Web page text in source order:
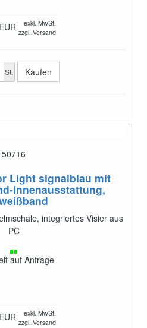
EUR
exkl. MwSt.
zzgl. Versand
St.
Light signalblau mit
Innenausstattung,
integriertes Visier aus
PC
auf Anfrage
EUR
exkl. MwSt.
zzgl. Versand